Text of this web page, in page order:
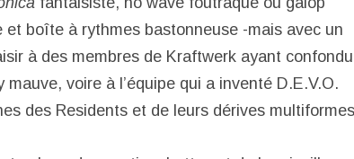
et boîte à rythmes bastonneuse -mais avec un
à des membres de Kraftwerk ayant confondu
voire à l’équipe qui a inventé D.E.V.O.
des Residents et de leurs dérives